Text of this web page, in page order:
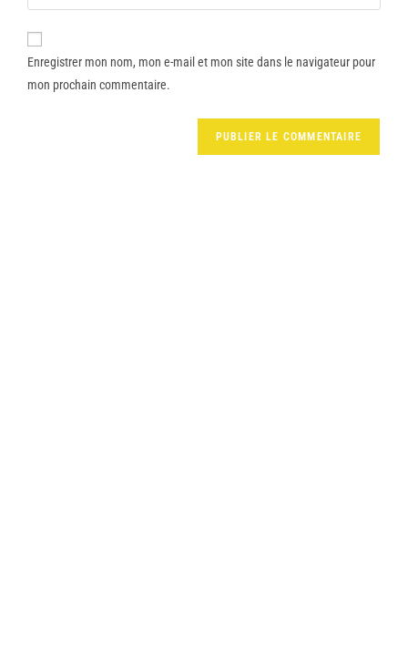
Enregistrer mon nom, mon e-mail et mon site dans le navigateur pour
mon prochain commentaire.